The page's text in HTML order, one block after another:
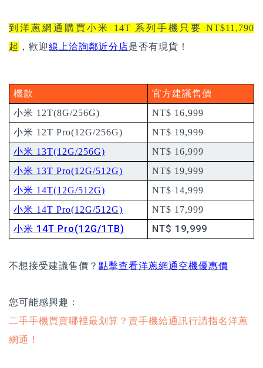
到洋蔥網通購買小米 14T 系列手機只要 NT$11,790
起 ，歡迎線上洽詢鄰近分店是否有現貨！
機款
官方建議售價
小米 12T(8G/256G)
NT$ 16,999
小米 12T Pro(12G/256G)
NT$ 19,999
小米 13T(12G/256G)
NT$ 16,999
小米 13T Pro(12G/512G)
NT$ 19,999
小米 14T(12G/512G)
NT$ 14,999
小米 14T Pro(12G/512G)
NT$ 17,999
小米 14T Pro(12G/1TB) NT$ 19,999
不想接受建議售價？ 點擊查看洋蔥網通空機優惠價
您可能感興趣：
二手手機買賣哪裡最划算？賣手機給通訊行請指名洋蔥
網通！